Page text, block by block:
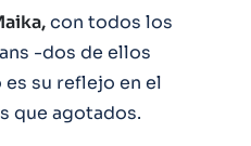
con todos los
-dos de ellos
su reflejo en el
que agotados.